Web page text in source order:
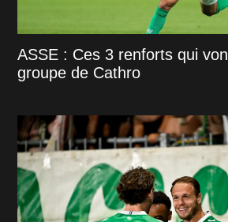
ASSE : Ces 3 renforts qui
groupe de Cathro